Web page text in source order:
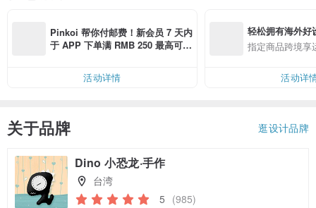
Pinkoi 帮你付邮费！新会员 7 天内
于 APP 下单满 RMB 250 最高可折
活动详情
轻松拥有海外好
指定商品跨境享
活动详
关于品牌 逛设计品牌
Dino 小恐龙·手作
台湾
5 (985)